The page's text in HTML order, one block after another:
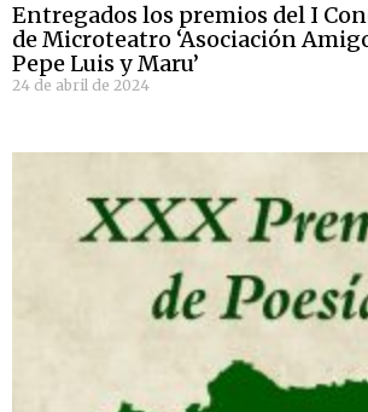
Entregados los premios del I
de Microteatro ‘Asociación
Pepe Luis y Maru’
24 de abril de 2024